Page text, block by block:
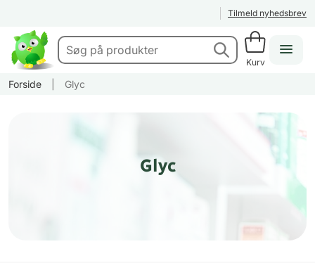
Tilmeld nyhedsbrev
Kurv
Forside Glyc
Glyc